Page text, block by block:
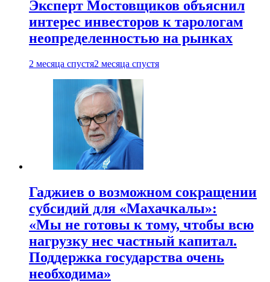
Эксперт Мостовщиков объяснил
интерес инвесторов к тарологам
неопределенностью на рынках
2 месяца спустя2 месяца спустя
Гаджиев о возможном сокращении
субсидий для «Махачкалы»:
«Мы не готовы к тому, чтобы всю
нагрузку нес частный капитал.
Поддержка государства очень
необходима»